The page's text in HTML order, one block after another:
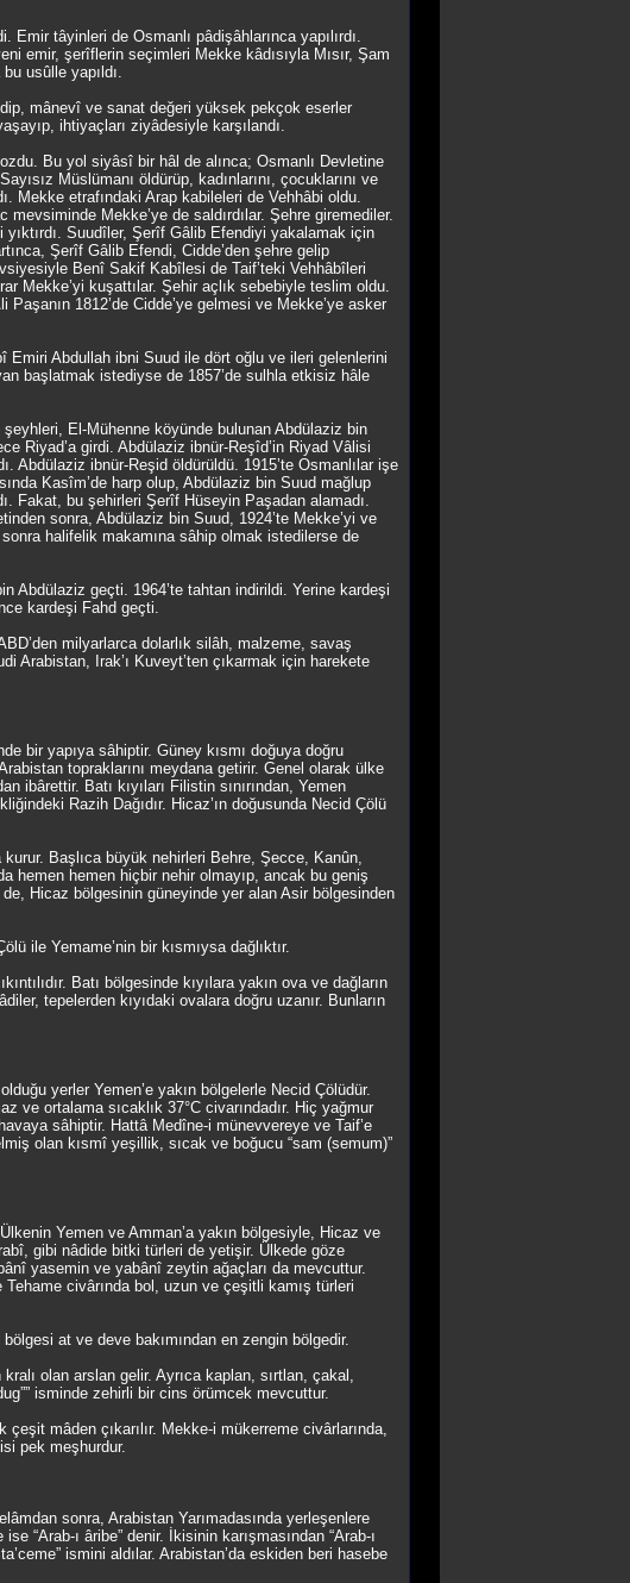
Emir tâyinleri de Osmanlı pâdişâhlarınca yapılırdı.
emir, şerîflerin seçimleri Mekke kâdısıyla Mısır, Şam
usûlle yapıldı.
mânevî ve sanat değeri yüksek pekçok eserler
ihtiyaçları ziyâdesiyle karşılandı.
Bu yol siyâsî bir hâl de alınca; Osmanlı Devletine
Müslümanı öldürüp, kadınlarını, çocuklarını ve
Mekke etrafındaki Arap kabileleri de Vehhâbi oldu.
mevsiminde Mekke’ye de saldırdılar. Şehre giremediler.
Suudîler, Şerîf Gâlib Efendiyi yakalamak için
Şerîf Gâlib Efendi, Cidde’den şehre gelip
Benî Sakif Kabîlesi de Taif’teki Vehhâbîleri
Mekke’yi kuşattılar. Şehir açlık sebebiyle teslim oldu.
1812’de Cidde’ye gelmesi ve Mekke’ye asker
Emiri Abdullah ibni Suud ile dört oğlu ve ileri gelenlerini
başlatmak istediyse de 1857’de sulhla etkisiz hâle
El-Mühenne köyünde bulunan Abdülaziz bin
Riyad’a girdi. Abdülaziz ibnür-Reşîd’in Riyad Vâlisi
Abdülaziz ibnür-Reşid öldürüldü. 1915’te Osmanlılar işe
Kasîm’de harp olup, Abdülaziz bin Suud mağlup
Fakat, bu şehirleri Şerîf Hüseyin Paşadan alamadı.
sonra, Abdülaziz bin Suud, 1924’te Mekke’yi ve
halifelik makamına sâhip olmak istedilerse de
Abdülaziz geçti. 1964’te tahtan indirildi. Yerine kardeşi
kardeşi Fahd geçti.
milyarlarca dolarlık silâh, malzeme, savaş
Arabistan, Irak’ı Kuveyt’ten çıkarmak için harekete
bir yapıya sâhiptir. Güney kısmı doğuya doğru
topraklarını meydana getirir. Genel olarak ülke
ibârettir. Batı kıyıları Filistin sınırından, Yemen
Razih Dağıdır. Hicaz’ın doğusunda Necid Çölü
Başlıca büyük nehirleri Behre, Şecce, Kanûn,
hemen hemen hiçbir nehir olmayıp, ancak bu geniş
de, Hicaz bölgesinin güneyinde yer alan Asir bölgesinden
ile Yemame’nin bir kısmıysa dağlıktır.
Batı bölgesinde kıyılara yakın ova ve dağların
tepelerden kıyıdaki ovalara doğru uzanır. Bunların
yerler Yemen’e yakın bölgelerle Necid Çölüdür.
ve ortalama sıcaklık 37°C civarındadır. Hiç yağmur
sâhiptir. Hattâ Medîne-i münevvereye ve Taif’e
olan kısmî yeşillik, sıcak ve boğucu “sam (semum)”
Yemen ve Amman’a yakın bölgesiyle, Hicaz ve
gibi nâdide bitki türleri de yetişir. Ülkede göze
yasemin ve yabânî zeytin ağaçları da mevcuttur.
civârında bol, uzun ve çeşitli kamış türleri
at ve deve bakımından en zengin bölgedir.
olan arslan gelir. Ayrıca kaplan, sırtlan, çakal,
isminde zehirli bir cins örümcek mevcuttur.
mâden çıkarılır. Mekke-i mükerreme civârlarında,
pek meşhurdur.
sonra, Arabistan Yarımadasında yerleşenlere
“Arab-ı âribe” denir. İkisinin karışmasından “Arab-ı
ismini aldılar. Arabistan’da eskiden beri hasebe